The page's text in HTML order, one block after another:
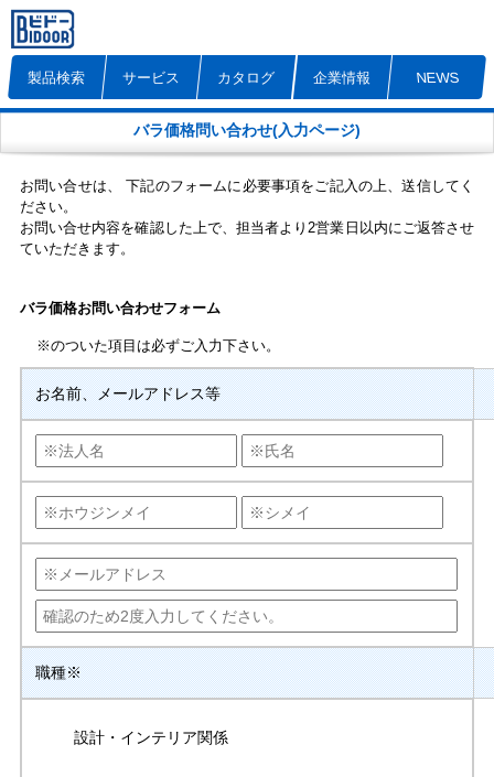
製品検索 サービス カタログ 企業情報 NEWS
バラ価格問い合わせ(入力ページ)
お問い合せは、 下記のフォームに必要事項をご記入の上、送信してく
ださい。
お問い合せ内容を確認した上で、担当者より2営業日以内にご返答させ
ていただきます。
バラ価格お問い合わせフォーム
※のついた項目は必ずご入力下さい。
お名前、メールアドレス等
職種※
設計・インテリア関係